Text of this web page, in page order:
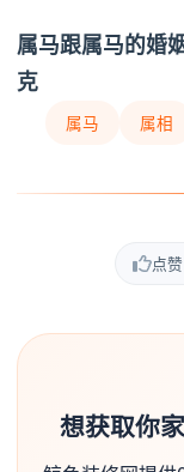
属马跟属马的婚
克
属马 属相
点赞
想获取你